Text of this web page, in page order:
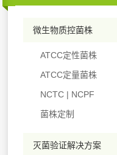
微生物质控菌株
ATCC定性菌株
ATCC定量菌株
NCTC | NCPF
菌株定制
灭菌验证解决方案